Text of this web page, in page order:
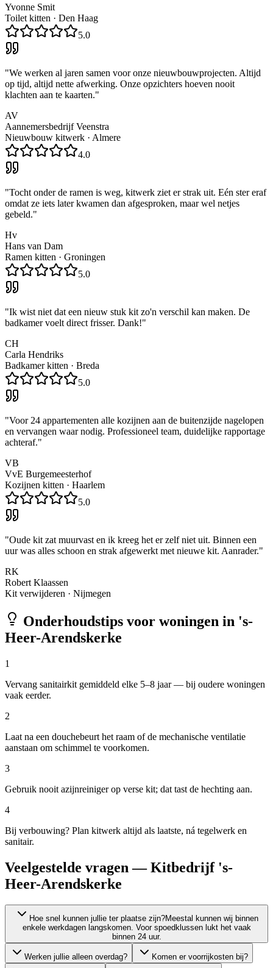
Yvonne Smit
Toilet kitten · Den Haag
5.0
"We werken al jaren samen voor onze nieuwbouwprojecten. Altijd
op tijd, altijd nette afwerking. Onze opzichters hoeven nooit
klachten aan te kaarten."
AV
Aannemersbedrijf Veenstra
Nieuwbouw kitwerk · Almere
4.0
"Tocht onder de ramen is weg, kitwerk ziet er strak uit. Eén ster eraf
omdat ze iets later kwamen dan afgesproken, maar wel netjes
gebeld."
Hv
Hans van Dam
Ramen kitten · Groningen
5.0
"Ik wist niet dat een nieuw stuk kit zo'n verschil kan maken. De
badkamer voelt direct frisser. Dank!"
CH
Carla Hendriks
Badkamer kitten · Breda
5.0
"Voor 24 appartementen alle kozijnen aan de buitenzijde nagelopen
en vervangen waar nodig. Professioneel team, duidelijke rapportage
achteraf."
VB
VvE Burgemeesterhof
Kozijnen kitten · Haarlem
5.0
"Oude kit zat muurvast en ik kreeg het er zelf niet uit. Binnen een
uur was alles schoon en strak afgewerkt met nieuwe kit. Aanrader."
RK
Robert Klaassen
Kit verwijderen · Nijmegen
Onderhoudstips voor woningen in 's-
Heer-Arendskerke
1
Vervang sanitairkit gemiddeld elke 5–8 jaar — bij oudere woningen
vaak eerder.
2
Laat na een douchebeurt het raam of de mechanische ventilatie
aanstaan om schimmel te voorkomen.
3
Gebruik nooit azijnreiniger op verse kit; dat tast de hechting aan.
4
Bij verbouwing? Plan kitwerk altijd als laatste, ná tegelwerk en
sanitair.
Veelgestelde vragen — Kitbedrijf 's-
Heer-Arendskerke
Hoe snel kunnen jullie ter plaatse zijn?Meestal kunnen wij binnen
enkele werkdagen langskomen. Voor spoedklussen lukt het vaak
binnen 24 uur.
Werken jullie alleen overdag? Komen er voorrijkosten bij?